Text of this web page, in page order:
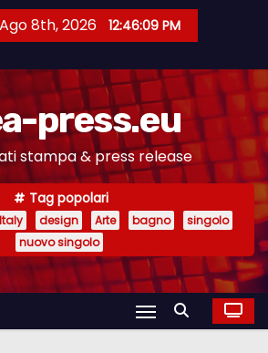
8th, 2026 12:46:10 PM
press.eu
stampa & press release
Tag popolari
design Arte bagno
singolo
nuovo singolo